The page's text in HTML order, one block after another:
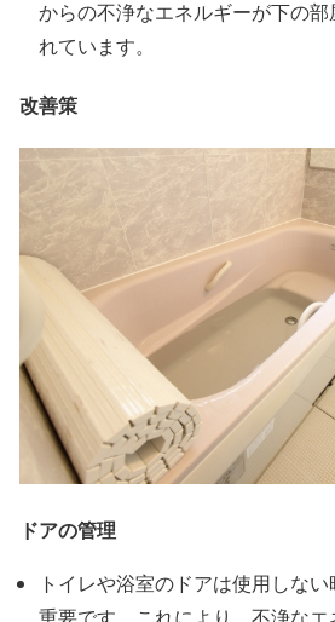
からの不浄なエネルギーが下の
れています。
改善策
ドアの管理
トイレや浴室のドアは使用しな
重要です。これにより、不浄な